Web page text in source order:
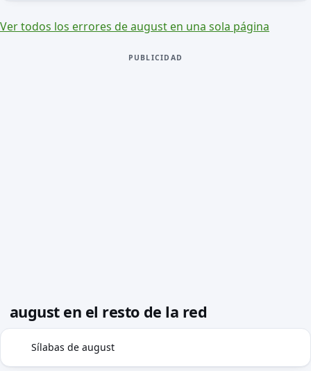
Ver todos los errores de august en una sola página
PUBLICIDAD
august en el resto de la red
Sílabas de august